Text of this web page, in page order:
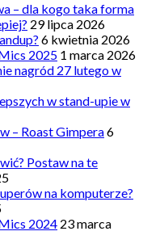
– dla kogo taka forma
29 lipca 2026
6 kwietnia 2026
2025 1 marca 2026
nagród 27 lutego w
w stand-upie w
– Roast Gimpera6
Postaw na te
na komputerze?
2024 23 marca